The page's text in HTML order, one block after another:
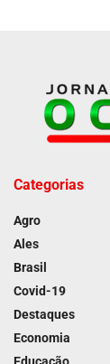
Categorias
Agro
Ales
Brasil
Covid-19
Destaques
Economia
Educação